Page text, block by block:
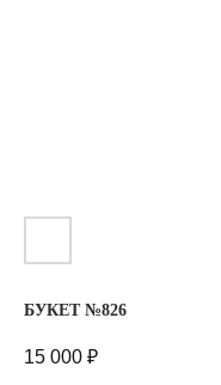
БУКЕТ №826
15 000 ₽